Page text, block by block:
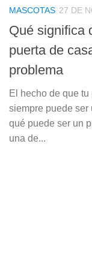
MASCOTAS 27 DE
Qué significa
puerta de
problema
El hecho de que
siempre puede
qué puede ser un
una de...